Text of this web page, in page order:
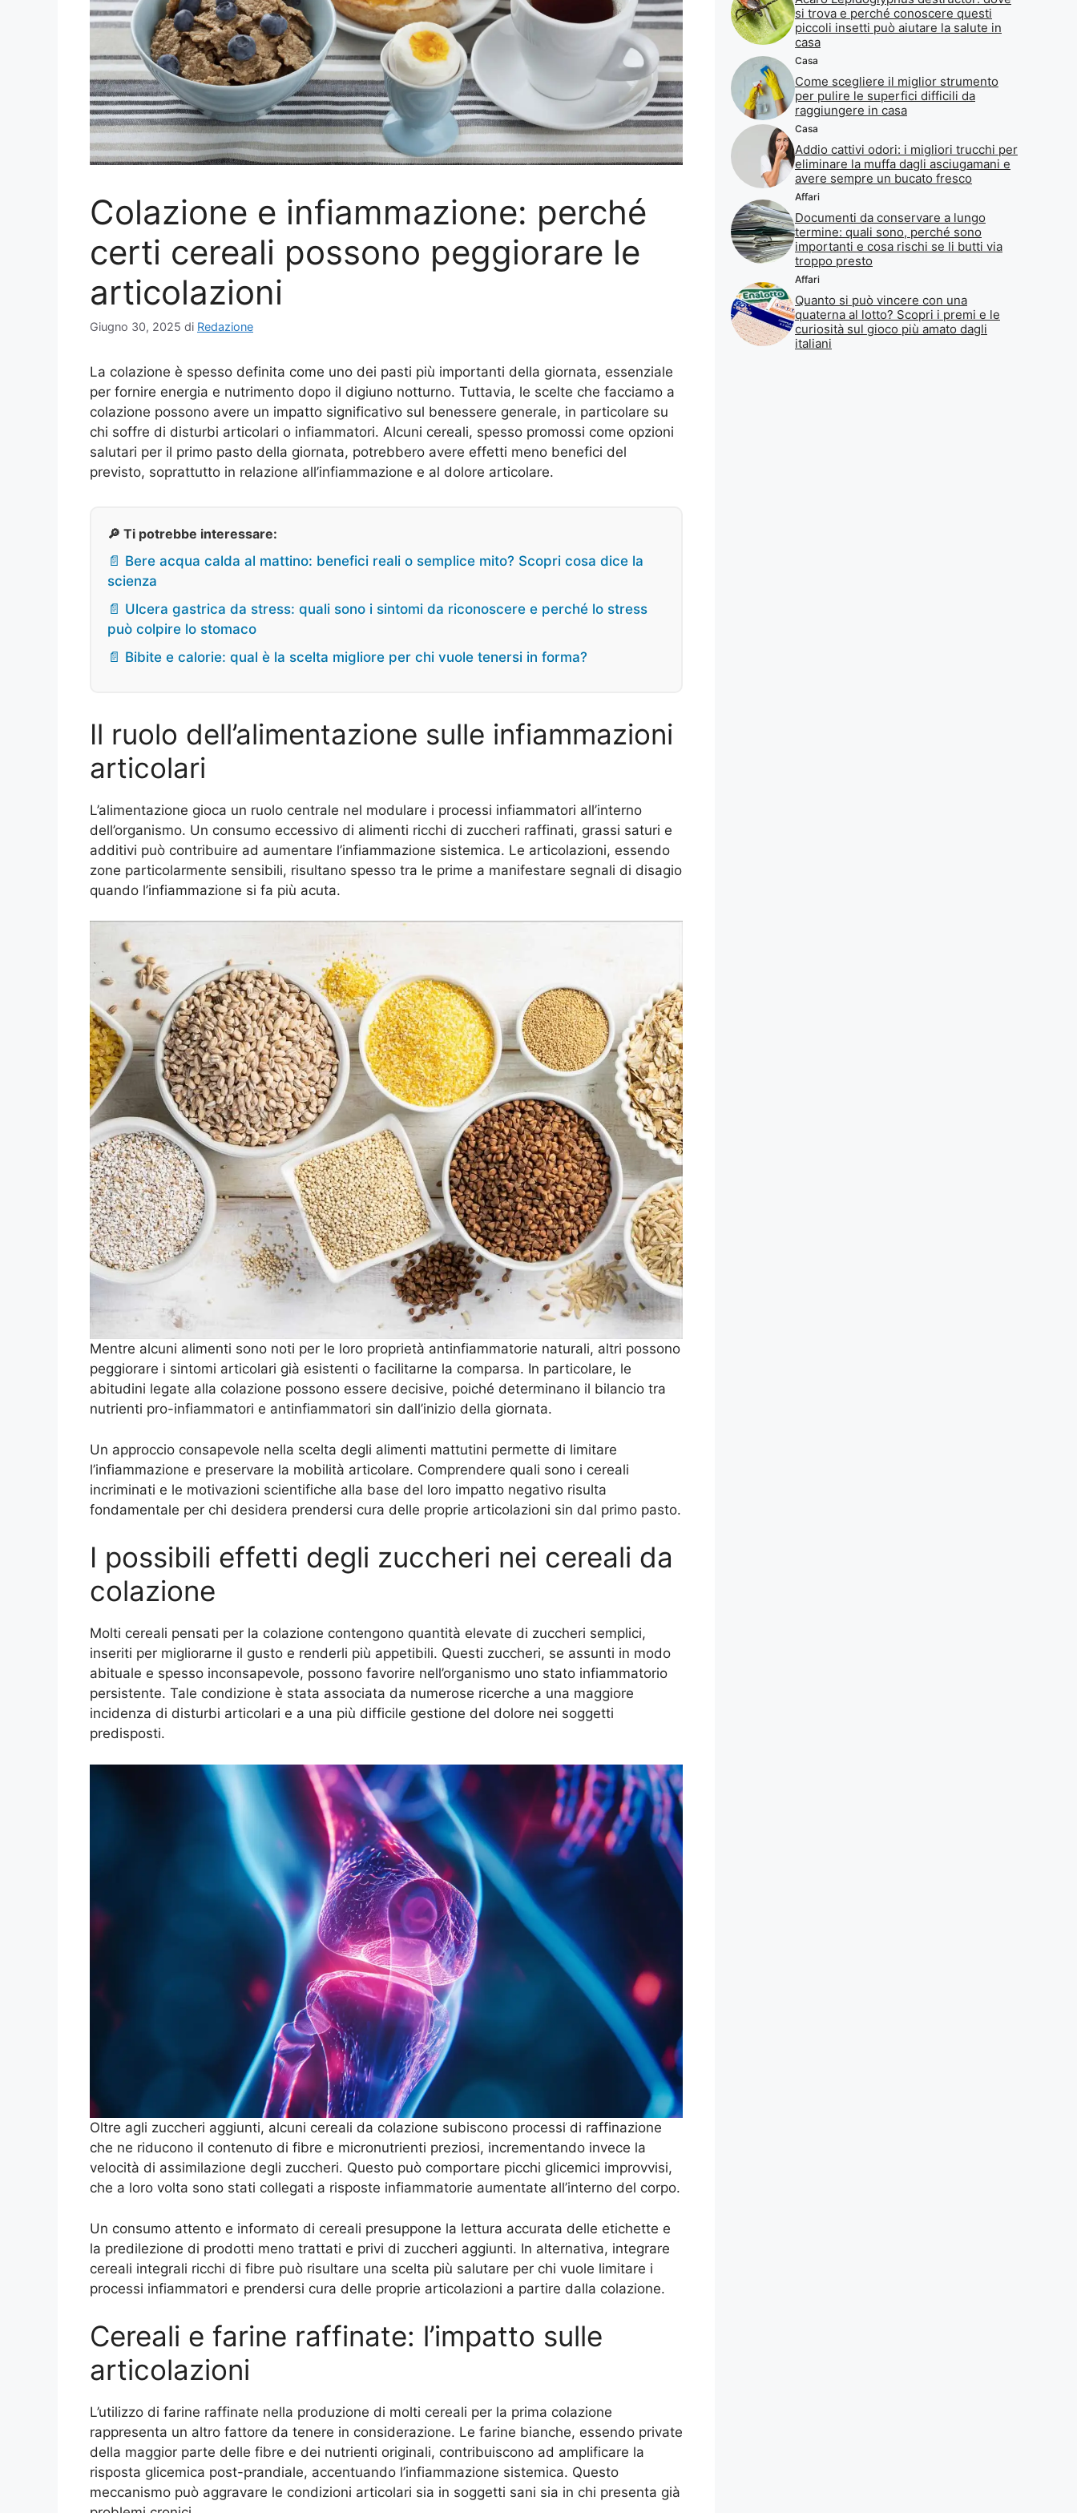
Colazione e infiammazione: perché
certi cereali possono peggiorare le
articolazioni
Giugno 30, 2025 di Redazione
La colazione è spesso definita come uno dei pasti più importanti della giornata, essenziale
per fornire energia e nutrimento dopo il digiuno notturno. Tuttavia, le scelte che facciamo a
colazione possono avere un impatto significativo sul benessere generale, in particolare su
chi soffre di disturbi articolari o infiammatori. Alcuni cereali, spesso promossi come opzioni
salutari per il primo pasto della giornata, potrebbero avere effetti meno benefici del
previsto, soprattutto in relazione all’infiammazione e al dolore articolare.
🔎 Ti potrebbe interessare:
📄 Bere acqua calda al mattino: benefici reali o semplice mito? Scopri cosa dice la
scienza
📄 Ulcera gastrica da stress: quali sono i sintomi da riconoscere e perché lo stress
può colpire lo stomaco
📄 Bibite e calorie: qual è la scelta migliore per chi vuole tenersi in forma?
Il ruolo dell’alimentazione sulle infiammazioni
articolari
L’alimentazione gioca un ruolo centrale nel modulare i processi infiammatori all’interno
dell’organismo. Un consumo eccessivo di alimenti ricchi di zuccheri raffinati, grassi saturi e
additivi può contribuire ad aumentare l’infiammazione sistemica. Le articolazioni, essendo
zone particolarmente sensibili, risultano spesso tra le prime a manifestare segnali di disagio
quando l’infiammazione si fa più acuta.
Mentre alcuni alimenti sono noti per le loro proprietà antinfiammatorie naturali, altri possono
peggiorare i sintomi articolari già esistenti o facilitarne la comparsa. In particolare, le
abitudini legate alla colazione possono essere decisive, poiché determinano il bilancio tra
nutrienti pro-infiammatori e antinfiammatori sin dall’inizio della giornata.
Un approccio consapevole nella scelta degli alimenti mattutini permette di limitare
l’infiammazione e preservare la mobilità articolare. Comprendere quali sono i cereali
incriminati e le motivazioni scientifiche alla base del loro impatto negativo risulta
fondamentale per chi desidera prendersi cura delle proprie articolazioni sin dal primo pasto.
I possibili effetti degli zuccheri nei cereali da
colazione
Molti cereali pensati per la colazione contengono quantità elevate di zuccheri semplici,
inseriti per migliorarne il gusto e renderli più appetibili. Questi zuccheri, se assunti in modo
abituale e spesso inconsapevole, possono favorire nell’organismo uno stato infiammatorio
persistente. Tale condizione è stata associata da numerose ricerche a una maggiore
incidenza di disturbi articolari e a una più difficile gestione del dolore nei soggetti
predisposti.
Oltre agli zuccheri aggiunti, alcuni cereali da colazione subiscono processi di raffinazione
che ne riducono il contenuto di fibre e micronutrienti preziosi, incrementando invece la
velocità di assimilazione degli zuccheri. Questo può comportare picchi glicemici improvvisi,
che a loro volta sono stati collegati a risposte infiammatorie aumentate all’interno del corpo.
Un consumo attento e informato di cereali presuppone la lettura accurata delle etichette e
la predilezione di prodotti meno trattati e privi di zuccheri aggiunti. In alternativa, integrare
cereali integrali ricchi di fibre può risultare una scelta più salutare per chi vuole limitare i
processi infiammatori e prendersi cura delle proprie articolazioni a partire dalla colazione.
Cereali e farine raffinate: l’impatto sulle
articolazioni
L’utilizzo di farine raffinate nella produzione di molti cereali per la prima colazione
rappresenta un altro fattore da tenere in considerazione. Le farine bianche, essendo private
della maggior parte delle fibre e dei nutrienti originali, contribuiscono ad amplificare la
risposta glicemica post-prandiale, accentuando l’infiammazione sistemica. Questo
meccanismo può aggravare le condizioni articolari sia in soggetti sani sia in chi presenta già
si trova e perché conoscere questi
piccoli insetti può aiutare la salute in
casa
Casa
Come scegliere il miglior strumento
per pulire le superfici difficili da
raggiungere in casa
Casa
Addio cattivi odori: i migliori trucchi per
eliminare la muffa dagli asciugamani e
avere sempre un bucato fresco
Affari
Documenti da conservare a lungo
termine: quali sono, perché sono
importanti e cosa rischi se li butti via
troppo presto
Affari
Quanto si può vincere con una
quaterna al lotto? Scopri i premi e le
curiosità sul gioco più amato dagli
italiani